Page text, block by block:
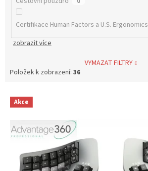
Certifikace Human Factors a U.S. Ergonomics
zobrazit více
VYMAZAT FILTRY
Položek k zobrazení: 36
V Akce